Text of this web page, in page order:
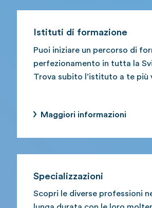
Istituti di formazione
Puoi iniziare un percorso di
perfezionamento in tutta la
Trova subito l’istituto a te più
Maggiori informazioni
Specializzazioni
Scopri le diverse professioni